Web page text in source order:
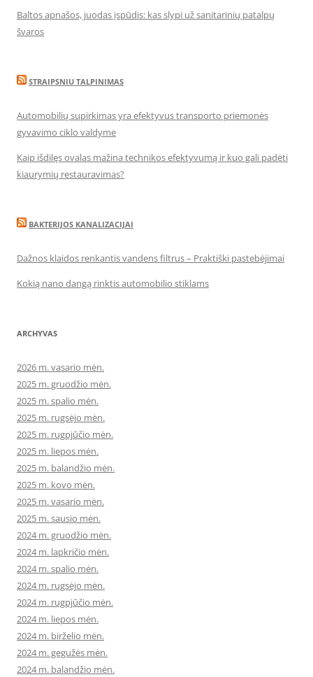
Baltos apnašos, juodas įspūdis: kas slypi už sanitarinių patalpų
švaros
STRAIPSNIU TALPINIMAS
Automobilių supirkimas yra efektyvus transporto priemonės
gyvavimo ciklo valdyme
Kaip išdilęs ovalas mažina technikos efektyvumą ir kuo gali padėti
kiaurymių restauravimas?
BAKTERIJOS KANALIZACIJAI
Dažnos klaidos renkantis vandens filtrus – Praktiški pastebėjimai
Kokią nano dangą rinktis automobilio stiklams
ARCHYVAS
2026 m. vasario mėn.
2025 m. gruodžio mėn.
2025 m. spalio mėn.
2025 m. rugsėjo mėn.
2025 m. rugpjūčio mėn.
2025 m. liepos mėn.
2025 m. balandžio mėn.
2025 m. kovo mėn.
2025 m. vasario mėn.
2025 m. sausio mėn.
2024 m. gruodžio mėn.
2024 m. lapkričio mėn.
2024 m. spalio mėn.
2024 m. rugsėjo mėn.
2024 m. rugpjūčio mėn.
2024 m. liepos mėn.
2024 m. birželio mėn.
2024 m. gegužės mėn.
2024 m. balandžio mėn.